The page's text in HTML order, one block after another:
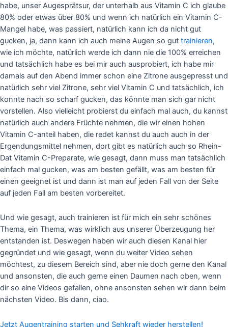
habe, unser Augesprätsur, der unterhalb aus Vitamin C ich glaube
80% oder etwas über 80% und wenn ich natürlich ein Vitamin C-
Mangel habe, was passiert, natürlich kann ich da nicht gut
gucken, ja, dann kann ich auch meine Augen so gut trainieren,
wie ich möchte, natürlich werde ich dann nie die 100% erreichen
und tatsächlich habe es bei mir auch ausprobiert, ich habe mir
damals auf den Abend immer schon eine Zitrone ausgepresst und
natürlich sehr viel Zitrone, sehr viel Vitamin C und tatsächlich, ich
konnte nach so scharf gucken, das könnte man sich gar nicht
vorstellen. Also vielleicht probierst du einfach mal auch, du kannst
natürlich auch andere Früchte nehmen, die wir einen hohen
Vitamin C-anteil haben, die redet kannst du auch auch in der
Ergendungsmittel nehmen, dort gibt es natürlich auch so Rhein-
Dat Vitamin C-Preparate, wie gesagt, dann muss man tatsächlich
einfach mal gucken, was am besten gefällt, was am besten für
einen geeignet ist und dann ist man auf jeden Fall von der Seite
auf jeden Fall am besten vorbereitet.
Und wie gesagt, auch trainieren ist für mich ein sehr schönes
Thema, ein Thema, was wirklich aus unserer Überzeugung her
entstanden ist. Deswegen haben wir auch diesen Kanal hier
gegründet und wie gesagt, wenn du weiter Video sehen
möchtest, zu diesem Bereich sind, aber nie doch gerne den Kanal
und ansonsten, die auch gerne einen Daumen nach oben, wenn
dir so eine Videos gefallen, ohne ansonsten sehen wir dann beim
nächsten Video. Bis dann, ciao.
Jetzt Augentraining starten und Sehkraft wieder herstellen!